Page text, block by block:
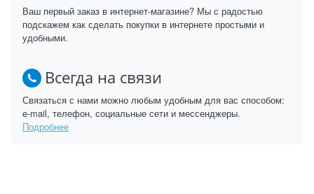
Ваш первый заказ в интернет-магазине? Мы с радостью
подскажем как сделать покупки в интернете простыми и
удобными.
Всегда на связи
Связаться с нами можно любым удобным для вас способом:
e-mail, телефон, социальные сети и мессенджеры.
Подробнее